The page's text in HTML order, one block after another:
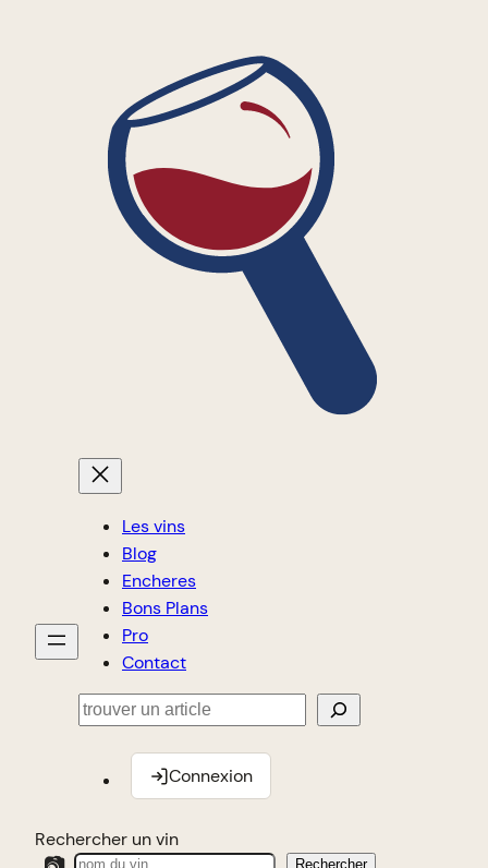
Les vins
Blog
Encheres
Bons Plans
Pro
Contact
Rechercher
Connexion
Rechercher un vin
Rechercher